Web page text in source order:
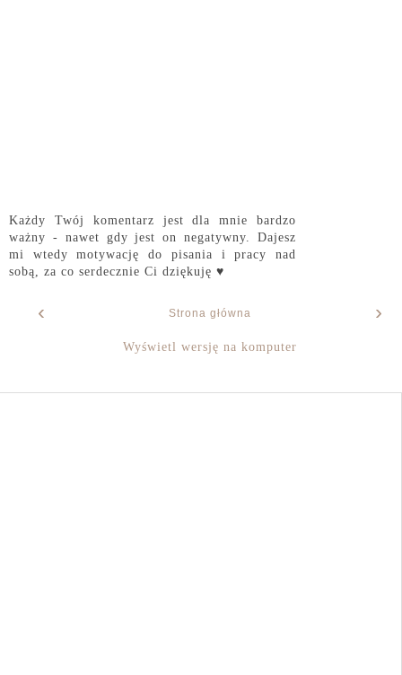
Każdy Twój komentarz jest dla mnie bardzo
ważny - nawet gdy jest on negatywny. Dajesz
mi wtedy motywację do pisania i pracy nad
sobą, za co serdecznie Ci dziękuję ♥
‹ ›
Strona główna
Wyświetl wersję na komputer